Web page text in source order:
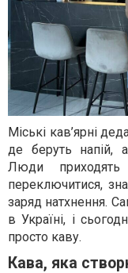
Міські кав’ярні
де беруть напій,
Люди приходять
переключитися,
заряд натхнення.
в Україні, і
просто каву.
Кава, яка